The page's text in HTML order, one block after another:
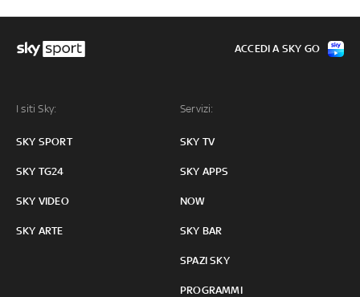
I siti Sky:
SKY SPORT
SKY TG24
SKY VIDEO
SKY ARTE
Servizi:
SKY TV
SKY APPS
NOW
SKY BAR
SPAZI SKY
PROGRAMMI
ACCEDI A SKY GO